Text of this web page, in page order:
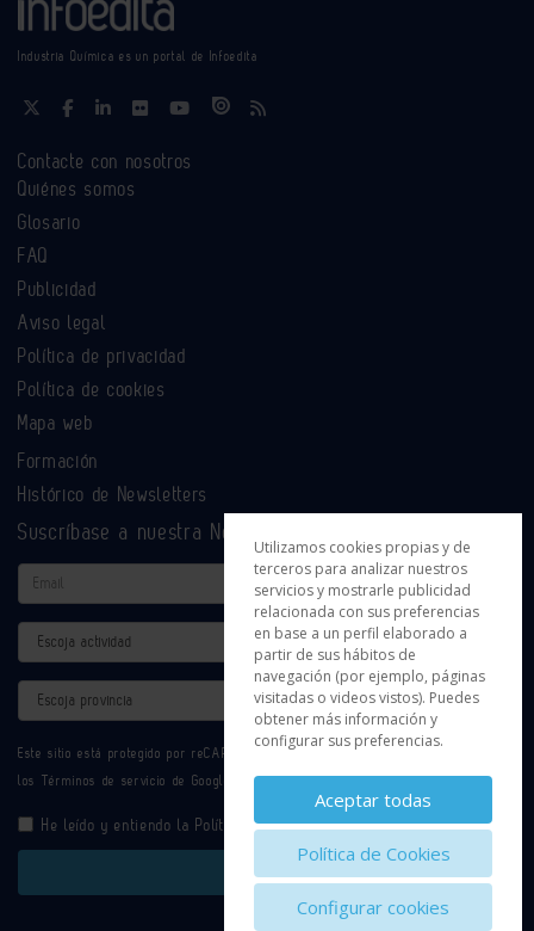
Industria Química es un portal de Infoedita
Contacte con nosotros
Quiénes somos
Glosario
FAQ
Publicidad
Aviso legal
Política de privacidad
Política de cookies
Mapa web
Formación
Histórico de Newsletters
Suscríbase a nuestra Newsletter
Email
Actividad
Provincia
Este sitio está protegido por reCAPTCHA y se aplican la
los Términos de servicio de Google.
He leído y entiendo la Política de Privacidad
Enviar
Utilizamos cookies propias y de
terceros para analizar nuestros
servicios y mostrarle publicidad
relacionada con sus preferencias
en base a un perfil elaborado a
partir de sus hábitos de
navegación (por ejemplo, páginas
visitadas o videos vistos). Puedes
obtener más información y
configurar sus preferencias.
Aceptar todas
Política de Cookies
Configurar cookies